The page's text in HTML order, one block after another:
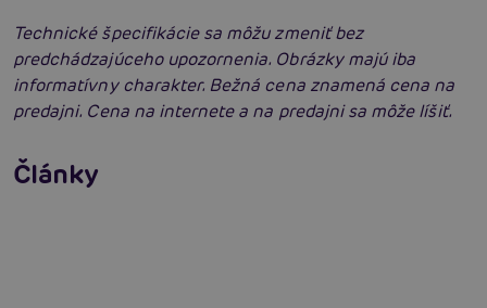
Technické špecifikácie sa môžu zmeniť bez
predchádzajúceho upozornenia. Obrázky majú iba
informatívny charakter. Bežná cena znamená cena na
predajni. Cena na internete a na predajni sa môže líšiť.
Články
výsledky?
Čítať viacej
Ako vybrať ten správny womanizer?